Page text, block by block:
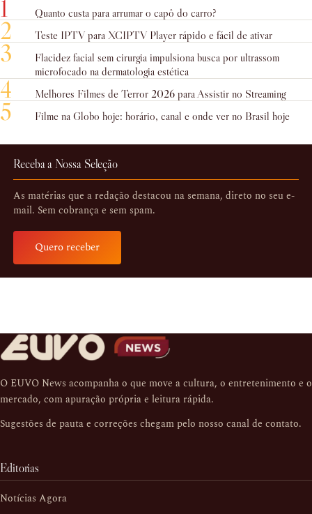
1 Quanto custa para arrumar o capô do carro?
2 Teste IPTV para XCIPTV Player rápido e fácil de ativar
3
Flacidez facial sem cirurgia impulsiona busca por ultrassom
microfocado na dermatologia estética
4 Melhores Filmes de Terror 2026 para Assistir no Streaming
5 Filme na Globo hoje: horário, canal e onde ver no Brasil hoje
Receba a Nossa Seleção
As matérias que a redação destacou na semana, direto no seu e-
mail. Sem cobrança e sem spam.
Quero receber
O EUVO News acompanha o que move a cultura, o entretenimento e o
mercado, com apuração própria e leitura rápida.
Sugestões de pauta e correções chegam pelo nosso canal de contato.
Editorias
Notícias Agora